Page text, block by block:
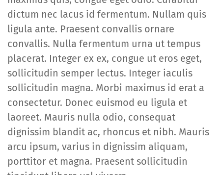
dictum nec lacus id fermentum. Nullam quis
ligula ante. Praesent convallis ornare
convallis. Nulla fermentum urna ut tempus
placerat. Integer ex ex, congue ut eros eget,
sollicitudin semper lectus. Integer iaculis
sollicitudin magna. Morbi maximus id erat a
consectetur. Donec euismod eu ligula et
laoreet. Mauris nulla odio, consequat
dignissim blandit ac, rhoncus et nibh. Mauris
arcu ipsum, varius in dignissim aliquam,
porttitor et magna. Praesent sollicitudin